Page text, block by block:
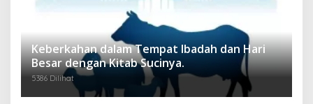
Keberkahan dalam Tempat Ibadah dan Hari
Besar dengan Kitab Sucinya.
5386 Dilihat